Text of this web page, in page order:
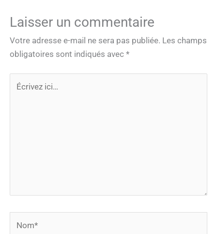
Laisser un commentaire
Votre adresse e-mail ne sera pas publiée. Les champs
obligatoires sont indiqués avec *